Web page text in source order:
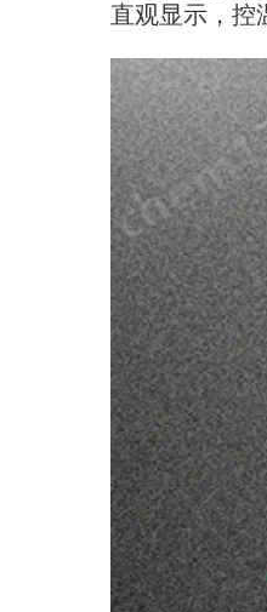
直观显示，控